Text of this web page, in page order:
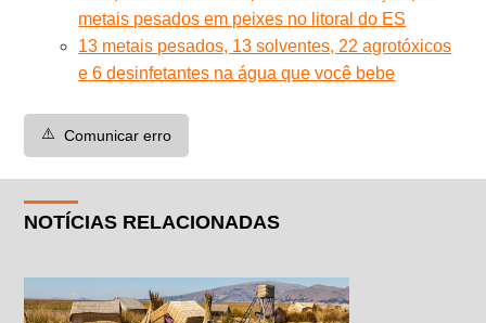
metais pesados em peixes no litoral do ES
13 metais pesados, 13 solventes, 22 agrotóxicos
e 6 desinfetantes na água que você bebe
⚠️ Comunicar erro
NOTÍCIAS RELACIONADAS